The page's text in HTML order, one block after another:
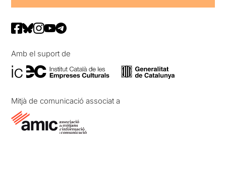
Amb el suport de
Mitjà de comunicació associat a